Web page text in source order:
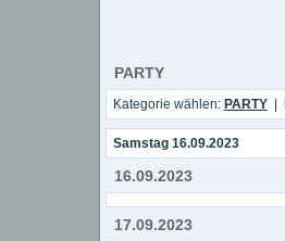
PARTY
Kategorie wählen: PARTY|
Samstag 16.09.2023
16.09.2023
17.09.2023